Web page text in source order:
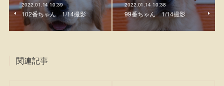
2022.01.14 10:39
102番ちゃん 1/14撮影
2022.01.14 10:38
99番ちゃん 1/14撮影
関連記事